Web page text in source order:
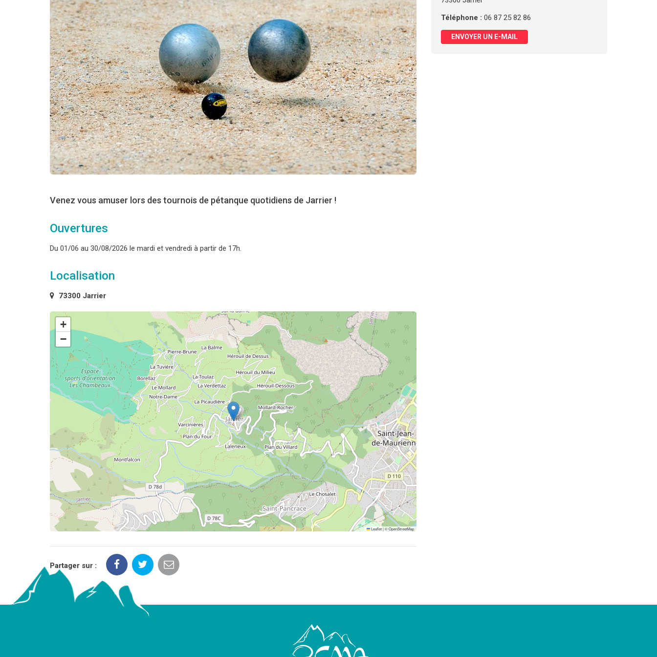
Venez vous amuser lors des tournois de pétanque quotidiens de Jarrier !
Ouvertures
Du 01/06 au 30/08/2026 le mardi et vendredi à partir de 17h.
Localisation
73300 Jarrier
+
−
Leaflet|©OpenStreetMap
Téléphone : 06 87 25 82 86
ENVOYER UN E-MAIL
Partager sur :